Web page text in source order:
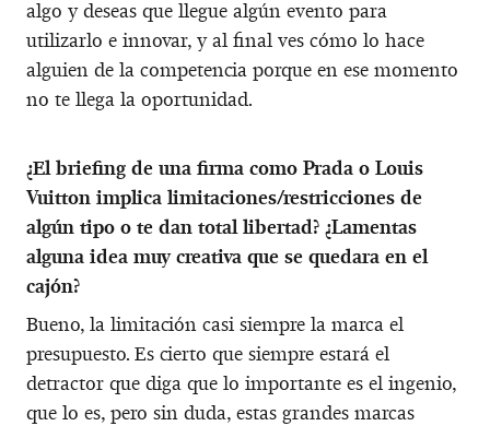
algo y deseas que llegue algún evento para
utilizarlo e innovar, y al final ves cómo lo hace
alguien de la competencia porque en ese momento
no te llega la oportunidad.
¿El briefing de una firma como Prada o Louis
Vuitton implica limitaciones/restricciones de
algún tipo o te dan total libertad? ¿Lamentas
alguna idea muy creativa que se quedara en el
cajón?
Bueno, la limitación casi siempre la marca el
presupuesto. Es cierto que siempre estará el
detractor que diga que lo importante es el ingenio,
que lo es, pero sin duda, estas grandes marcas